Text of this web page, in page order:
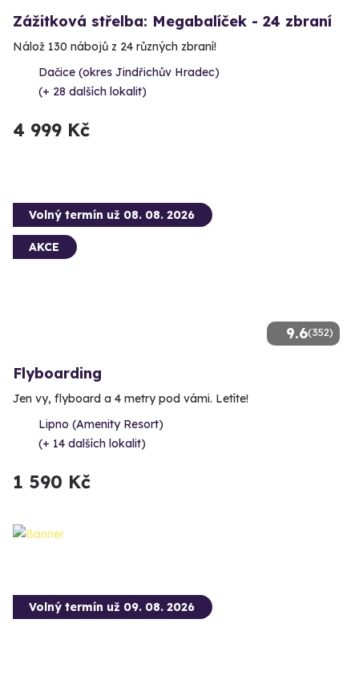
Zážitková střelba: Megabalíček - 24 zbraní
Nálož 130 nábojů z 24 různých zbraní!
Dačice (okres Jindřichův Hradec)
(+ 28 dalších lokalit)
4 999 Kč
9.6(352)
Volný termín už 08. 08. 2026
AKCE
Flyboarding
Jen vy, flyboard a 4 metry pod vámi. Letíte!
Lipno (Amenity Resort)
(+ 14 dalších lokalit)
1 590 Kč
Volný termín už 09. 08. 2026